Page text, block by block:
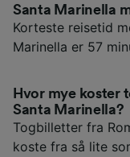
Santa Marinella
Korteste reisetid
Marinella er 57
Hvor mye koster
Santa Marinella?
Togbilletter fra
koste fra så lite